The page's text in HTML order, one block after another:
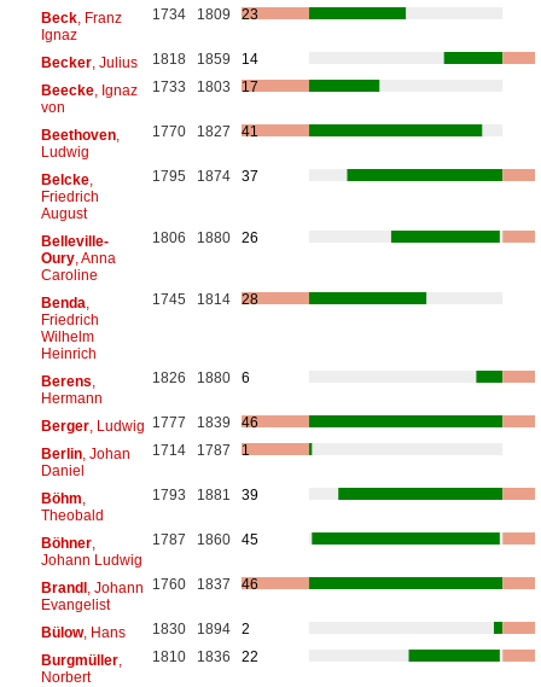
Beck, Franz
Ignaz
1734 1809 23
Becker, Julius 1818 1859
14
Beecke, Ignaz
von
1733 1803 17
Beethoven,
Ludwig
1770 1827 41
Belcke,
Friedrich
August
1795 1874 37
Belleville-
Oury, Anna
Caroline
1806 1880 26
Benda
Friedrich
Wilhelm
Heinrich
1745 1814 28
Berens
Hermann
1826 1880 6
Berger, Ludwig 1777 1839
46
Berlin, Johan
Daniel
1714 1787 1
Böhm
Theobald
1793 1881 39
Böhner,
Johann Ludwig
1787 1860 45
Brandl, Johann
Evangelist
1760 1837 46
Bülow, Hans 1830 1894
2
Burgmüller,
Norbert
1810 1836 22